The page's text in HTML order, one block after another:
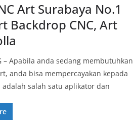
Art Surabaya No.1
Backdrop CNC, Art
– Apabila anda sedang membutuhkan
anda bisa mempercayakan kepada
adalah salah satu aplikator dan